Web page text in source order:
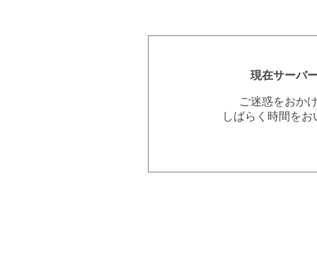
現在サーバ
ご迷惑をおか
しばらく時間を